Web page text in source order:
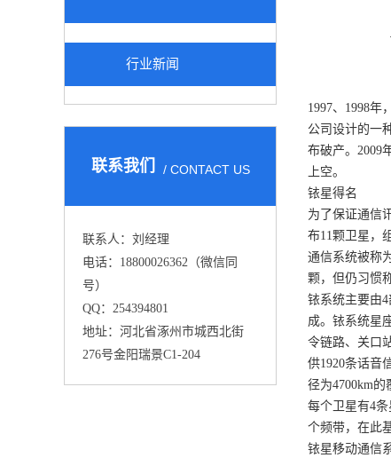
行业新闻
联系我们 / CONTACT US
联系人：刘经理
电话：18800026362（微信同
号）
QQ：254394801
地址：河北省涿州市城西北街
276号金阳瑞景C1-204
1997、1998
公司设计的一
布破产。2009
上空。
铱星得名
为了保证通信
布11颗卫星，
通信系统被称
颗，但仍习惯
铱系统主要由
成。铱系统星
令链路、关口
供1920条话音
径为4700km
每个卫星有4
个频带，在此
铱星移动通信